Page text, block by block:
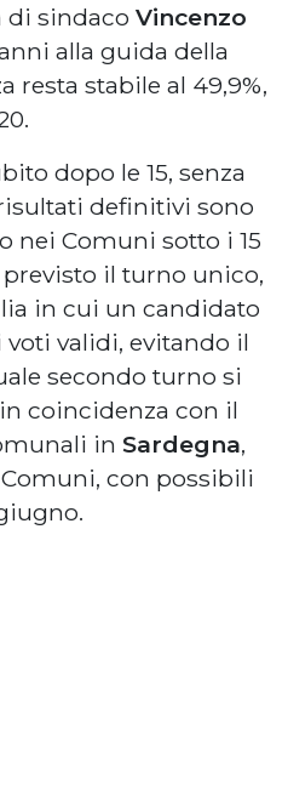
di sindaco Vincenzo
alla guida della
resta stabile al 49,9%,
dopo le 15, senza
definitivi sono
nei Comuni sotto i 15
il turno unico,
in cui un candidato
voti validi, evitando il
secondo turno si
coincidenza con il
in Sardegna,
con possibili